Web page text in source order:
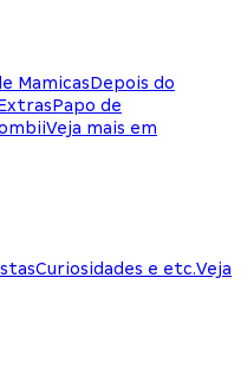
MamicasDepois do
Papo de
Veja mais em
Curiosidades e etc.Veja